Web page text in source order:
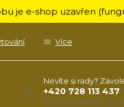
je e-shop uzavřen
Více
Nevíte si rady?
+420 728 113 437
(Po-Pá od 16:00, So-